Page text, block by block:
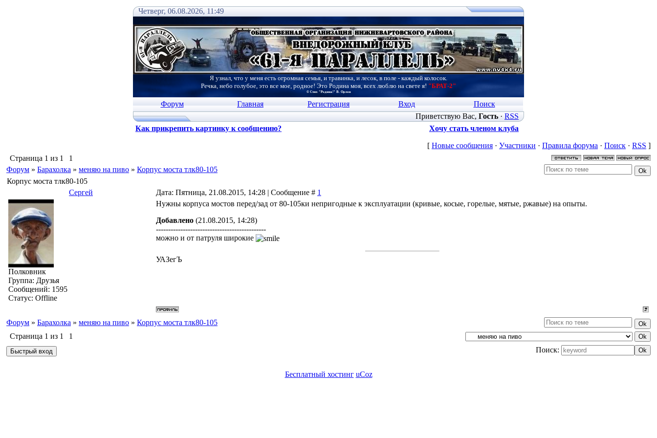
Четверг, 06.08.2026, 11:49
Я узнал, что у меня есть огромная семья, и травинка, и лесок, в поле - каждый колосок.
Речка, небо голубое, это все мое, родное! Это Родина моя, всех люблю на свете я! "БРАТ-2"
© Стих "Родина!" В. Орлов
Форум Главная Регистрация Вход
Поиск
Приветствую Вас, Гость· RSS
Как прикрепить картинку к сообщению?
Хочу стать членом клуба
[ Новые сообщения · Участники · Правила форума · Поиск · RSS ]
Страница 1 из 1
1
Форум » Барахолка » меняю на пиво » Корпус моста тлк80-105
Корпус моста тлк80-105
Сергей
Дата: Пятница, 21.08.2015, 14:28 | Сообщение # 1
Полковник
Группа: Друзья
Сообщений: 1595
Статус: Offline
Нужны корпуса мостов перед/зад от 80-105ки непригодные к эксплуатации (кривые, косые, горелые, мятые, ржавые) на опыты.
Добавлено (21.08.2015, 14:28)
---------------------------------------------
можно и от патруля широкие
УАЗегЪ
Форум » Барахолка » меняю на пиво » Корпус моста тлк80-105
Страница 1 из 1
1
Поиск:
Бесплатный хостинг uCoz